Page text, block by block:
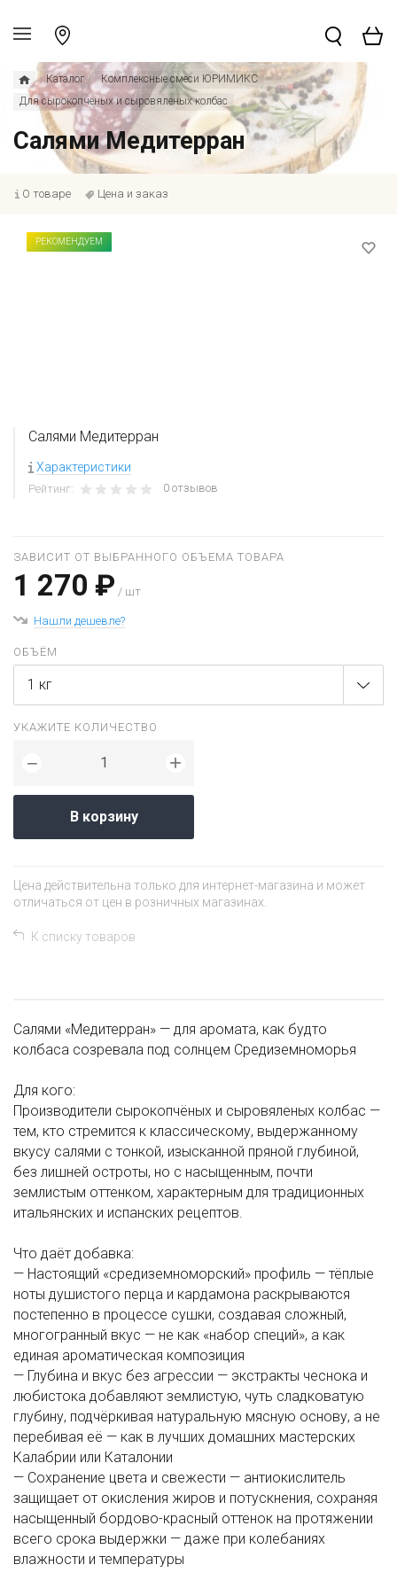
Каталог
Комплексные смеси ЮРИМИКС
Для сырокопченых и сыровяленых колбас
Салями Медитерран
О товаре Цена и заказ
РЕКОМЕНДУЕМ
Салями Медитерран
Характеристики
Рейтинг: 0 отзывов
ЗАВИСИТ ОТ ВЫБРАННОГО ОБЪЕМА ТОВАРА
1 270 ₽ / шт
Нашли дешевле?
ОБЪЁМ
1 кг
УКАЖИТЕ КОЛИЧЕСТВО
− +
В корзину
Цена действительна только для интернет-магазина и может
отличаться от цен в розничных магазинах.
К списку товаров
Салями «Медитерран» — для аромата, как будто
колбаса созревала под солнцем Средиземноморья
Для кого:
Производители сырокопчёных и сыровяленых колбас —
тем, кто стремится к классическому, выдержанному
вкусу салями с тонкой, изысканной пряной глубиной,
без лишней остроты, но с насыщенным, почти
землистым оттенком, характерным для традиционных
итальянских и испанских рецептов.
Что даёт добавка:
— Настоящий «средиземноморский» профиль — тёплые
ноты душистого перца и кардамона раскрываются
постепенно в процессе сушки, создавая сложный,
многогранный вкус — не как «набор специй», а как
единая ароматическая композиция
— Глубина и вкус без агрессии — экстракты чеснока и
любистока добавляют землистую, чуть сладковатую
глубину, подчёркивая натуральную мясную основу, а не
перебивая её — как в лучших домашних мастерских
Калабрии или Каталонии
— Сохранение цвета и свежести — антиокислитель
защищает от окисления жиров и потускнения, сохраняя
насыщенный бордово-красный оттенок на протяжении
всего срока выдержки — даже при колебаниях
влажности и температуры